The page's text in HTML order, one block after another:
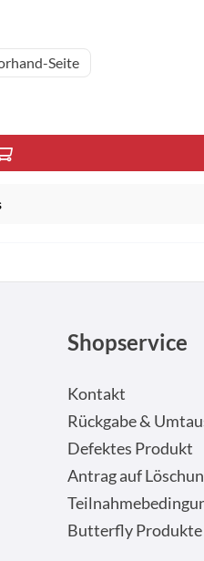
Seite
Wert ein
Shopservice
Kontakt
Rückgabe &
Defektes Produkt
Antrag auf
Butterfly Produkte